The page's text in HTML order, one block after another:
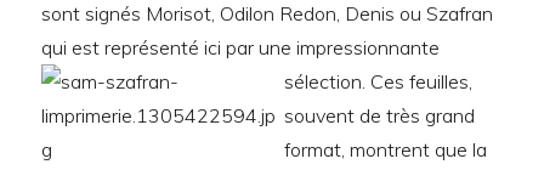
sont signés Morisot, Odilon Redon, Denis ou Szafran
qui est représenté ici par une impressionnante
sélection. Ces feuilles,
souvent de très grand
format, montrent que la